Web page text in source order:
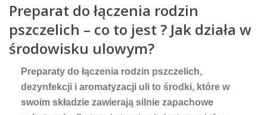
Preparat do łączenia rodzin
pszczelich – co to jest ? Jak działa w
środowisku ulowym?
Preparaty do łączenia rodzin pszczelich,
dezynfekcji i aromatyzacji uli to środki, które w
swoim składzie zawierają silnie zapachowe